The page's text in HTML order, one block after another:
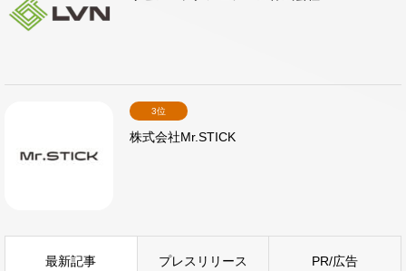
3位
株式会社Mr.STICK
最新記事 プレスリリース PR/広告